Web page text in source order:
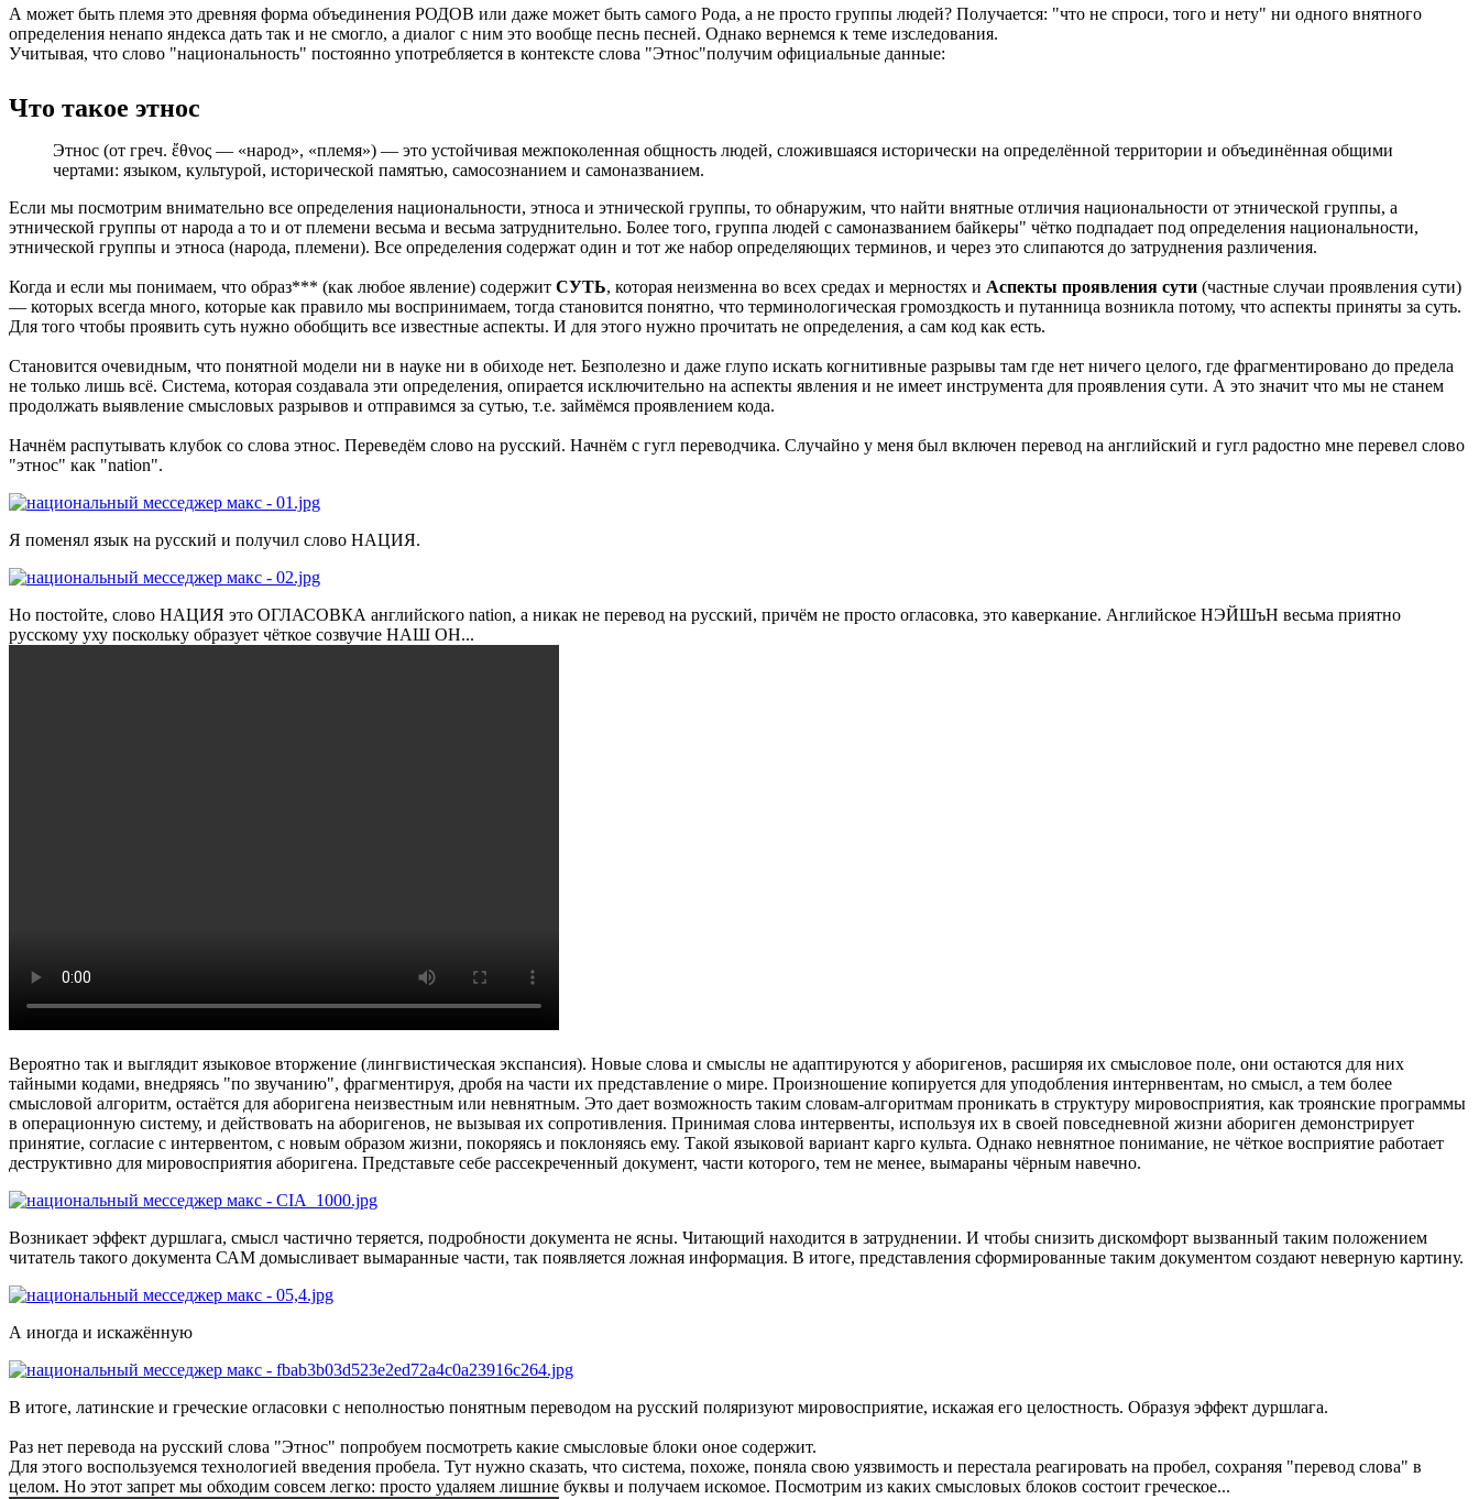
А может быть племя это древняя форма объединения РОДОВ или даже может быть самого Рода, а не просто группы людей? Получается: "что не спроси, того и нету" ни одного внятного
определения ненапо яндекса дать так и не смогло, а диалог с ним это вообще песнь песней. Однако вернемся к теме изследования.
Учитывая, что слово "национальность" постоянно употребляется в контексте слова "Этнос"получим официальные данные:
Что такое этнос
Этнос (от греч. ἔθνος — «народ», «племя») — это устойчивая межпоколенная общность людей, сложившаяся исторически на определённой территории и объединённая общими
чертами: языком, культурой, исторической памятью, самосознанием и самоназванием.
Если мы посмотрим внимательно все определения национальности, этноса и этнической группы, то обнаружим, что найти внятные отличия национальности от этнической группы, а
этнической группы от народа а то и от племени весьма и весьма затруднительно. Более того, группа людей с самоназванием байкеры" чётко подпадает под определения национальности,
этнической группы и этноса (народа, племени). Все определения содержат один и тот же набор определяющих терминов, и через это слипаются до затруднения различения.
Когда и если мы понимаем, что образ*** (как любое явление) содержит СУТЬ, которая неизменна во всех средах и мерностях и Аспекты проявления сути (частные случаи проявления сути)
— которых всегда много, которые как правило мы воспринимаем, тогда становится понятно, что терминологическая громоздкость и путанница возникла потому, что аспекты приняты за суть.
Для того чтобы проявить суть нужно обобщить все известные аспекты. И для этого нужно прочитать не определения, а сам код как есть.
Становится очевидным, что понятной модели ни в науке ни в обиходе нет. Безполезно и даже глупо искать когнитивные разрывы там где нет ничего целого, где фрагментировано до предела
не только лишь всё. Система, которая создавала эти определения, опирается исключительно на аспекты явления и не имеет инструмента для проявления сути. А это значит что мы не станем
продолжать выявление смысловых разрывов и отправимся за сутью, т.е. займёмся проявлением кода.
Начнём распутывать клубок со слова этнос. Переведём слово на русский. Начнём с гугл переводчика. Случайно у меня был включен перевод на английский и гугл радостно мне перевел слово
"этнос" как "nation".
Я поменял язык на русский и получил слово НАЦИЯ.
Но постойте, слово НАЦИЯ это ОГЛАСОВКА английского nation, а никак не перевод на русский, причём не просто огласовка, это каверкание. Английское НЭЙШъН весьма приятно
русскому уху поскольку образует чёткое созвучие НАШ ОН...
Вероятно так и выглядит языковое вторжение (лингвистическая экспансия). Новые слова и смыслы не адаптируются у аборигенов, расширяя их смысловое поле, они остаются для них
тайными кодами, внедряясь "по звучанию", фрагментируя, дробя на части их представление о мире. Произношение копируется для уподобления интернвентам, но смысл, а тем более
смысловой алгоритм, остаётся для аборигена неизвестным или невнятным. Это дает возможность таким словам-алгоритмам проникать в структуру мировосприятия, как троянские программы
в операционную систему, и действовать на аборигенов, не вызывая их сопротивления. Принимая слова интервенты, используя их в своей повседневной жизни абориген демонстрирует
принятие, согласие с интервентом, с новым образом жизни, покоряясь и поклоняясь ему. Такой языковой вариант карго культа. Однако невнятное понимание, не чёткое восприятие работает
деструктивно для мировосприятия аборигена. Представьте себе рассекреченный документ, части которого, тем не менее, вымараны чёрным навечно.
Возникает эффект дуршлага, смысл частично теряется, подробности документа не ясны. Читающий находится в затруднении. И чтобы снизить дискомфорт вызванный таким положением
читатель такого документа САМ домысливает вымаранные части, так появляется ложная информация. В итоге, представления сформированные таким документом создают неверную картину.
А иногда и искажённую
В итоге, латинские и греческие огласовки с неполностью понятным переводом на русский поляризуют мировосприятие, искажая его целостность. Образуя эффект дуршлага.
Раз нет перевода на русский слова "Этнос" попробуем посмотреть какие смысловые блоки оное содержит.
Для этого воспользуемся технологией введения пробела. Тут нужно сказать, что система, похоже, поняла свою уязвимость и перестала реагировать на пробел, сохраняя "перевод слова" в
целом. Но этот запрет мы обходим совсем легко: просто удаляем лишние буквы и получаем искомое. Посмотрим из каких смысловых блоков состоит греческое...